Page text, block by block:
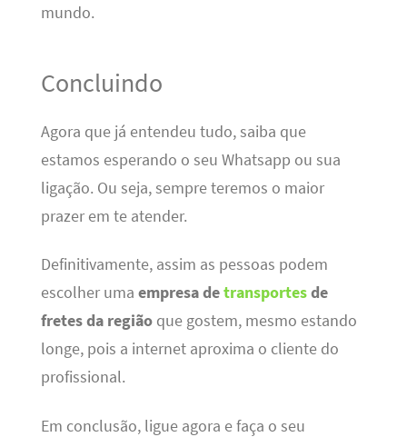
mundo.
Concluindo
Agora que já entendeu tudo, saiba que
estamos esperando o seu Whatsapp ou sua
ligação. Ou seja, sempre teremos o maior
prazer em te atender.
Definitivamente, assim as pessoas podem
escolher uma empresa detransportesde
fretes da regiãoque gostem, mesmo estando
longe, pois a internet aproxima o cliente do
profissional.
Em conclusão, ligue agora e faça o seu